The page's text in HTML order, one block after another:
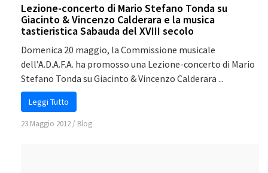
Lezione-concerto di Mario Stefano Tonda su
Giacinto & Vincenzo Calderara e la musica
tastieristica Sabauda del XVIII secolo
Domenica 20 maggio, la Commissione musicale
dell’A.D.A.F.A. ha promosso una Lezione-concerto di Mario
Stefano Tonda su Giacinto & Vincenzo Calderara ...
Leggi Tutto
23 Maggio 2012 / Blog